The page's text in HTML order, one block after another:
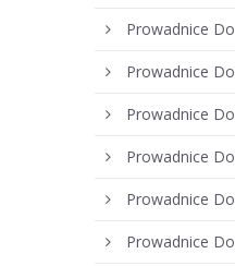
Prowadnice
Prowadnice
Prowadnice
Prowadnice
Prowadnice
Prowadnice